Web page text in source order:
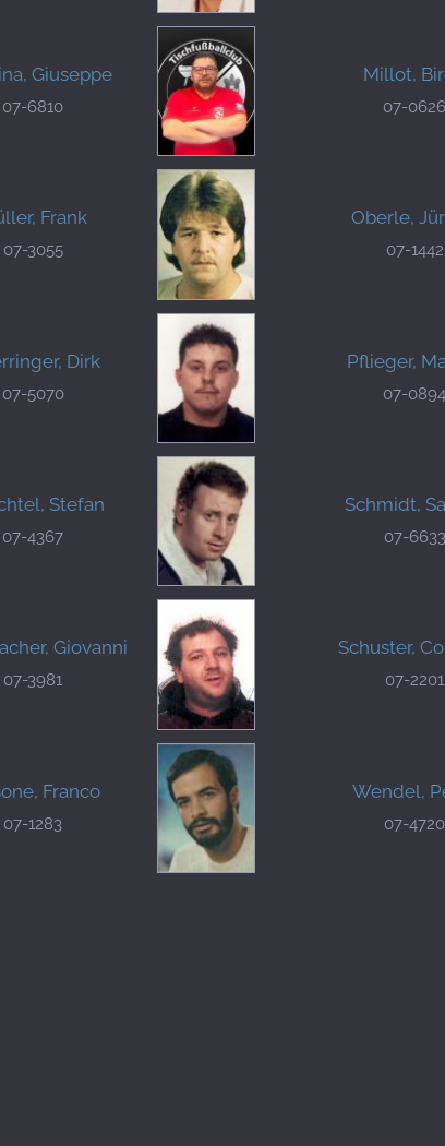
Giuseppe
07-6810
Millot,
07-0626
Frank
07-3055
Oberle,
07-1442
Dirk
07-5070
Pflieger,
07-0894
Stefan
07-4367
Schmidt,
07-6633
Giovanni
07-3981
Schuster,
07-2201
Franco
07-1283
Wendel,
07-4720